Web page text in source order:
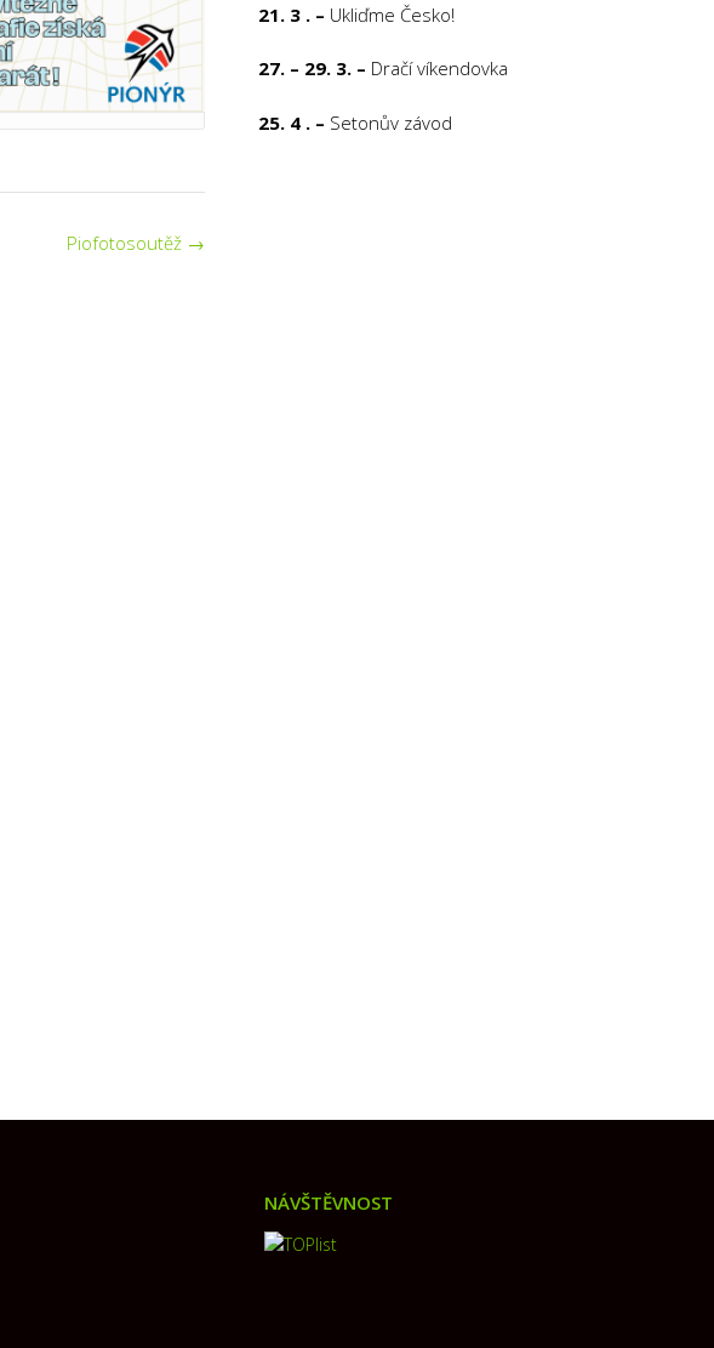
Piofotosoutěž →
21. 3 . – Ukliďme Česko!
27. – 29. 3. – Dračí víkendovka
25. 4 . – Setonův závod
NÁVŠTĚVNOST